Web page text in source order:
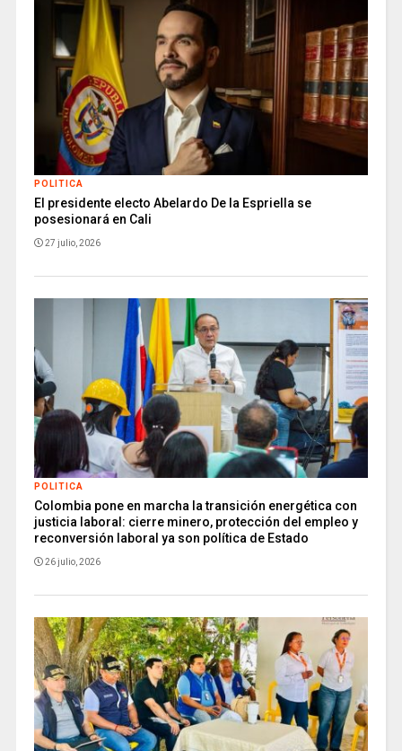
POLITICA
El presidente electo Abelardo De la Espriella se
posesionará en Cali
27 julio, 2026
POLITICA
Colombia pone en marcha la transición energética con
justicia laboral: cierre minero, protección del empleo y
reconversión laboral ya son política de Estado
26 julio, 2026